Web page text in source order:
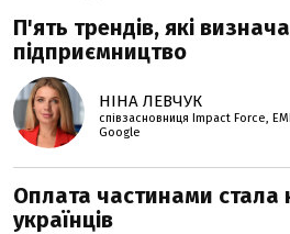
П'ять трендів, які
підприємництво
НІНА ЛЕВЧУК
співзасновниця Impact Force,
Google
Оплата частинами
українців